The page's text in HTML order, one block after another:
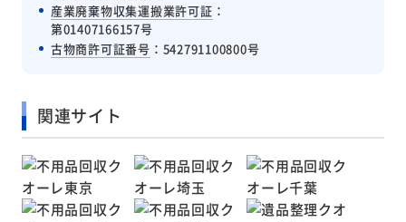
産業廃棄物収集運搬業許可証 ：
第01407166157号
古物商許可証番号 ：542791100800号
関連サイト